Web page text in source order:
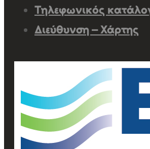
Τηλεφωνικός
Διεύθυνση – Χάρτης